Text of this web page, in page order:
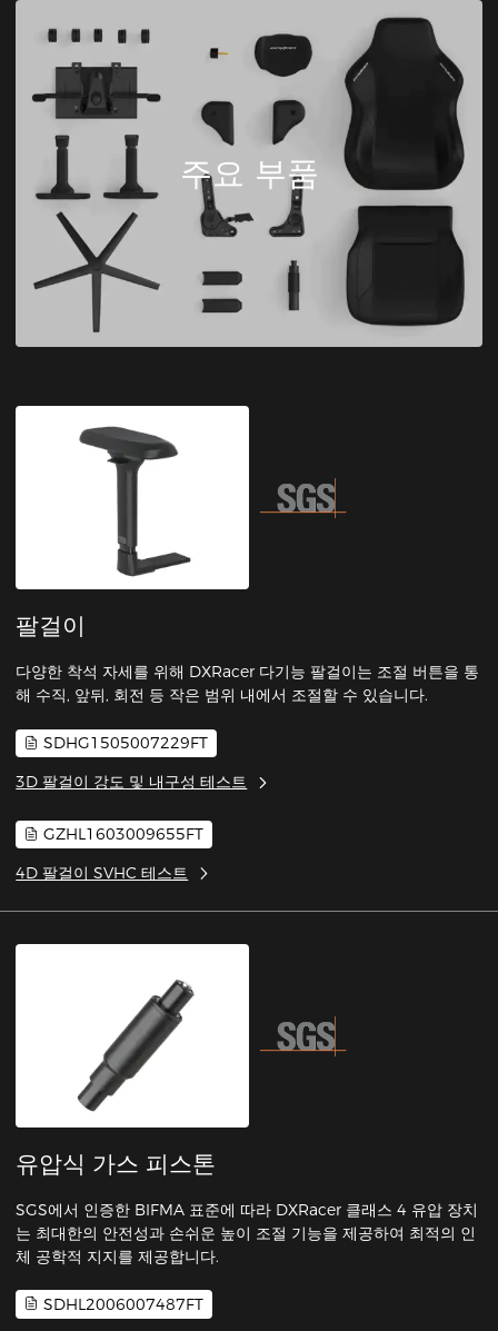
주요 부품
팔걸이
다양한 착석 자세를 위해 DXRacer 다기능 팔걸이는 조절 버튼을 통
해 수직, 앞뒤, 회전 등 작은 범위 내에서 조절할 수 있습니다.
SDHG1505007229FT
3D 팔걸이 강도 및 내구성 테스트
GZHL1603009655FT
4D 팔걸이 SVHC 테스트
유압식 가스 피스톤
SGS에서 인증한 BIFMA 표준에 따라 DXRacer 클래스 4 유압 장치
는 최대한의 안전성과 손쉬운 높이 조절 기능을 제공하여 최적의 인
체 공학적 지지를 제공합니다.
SDHL2006007487FT